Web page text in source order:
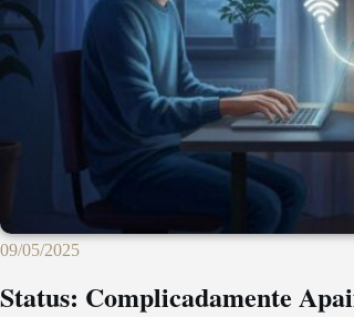
09/05/2025
Status: Complicadamente